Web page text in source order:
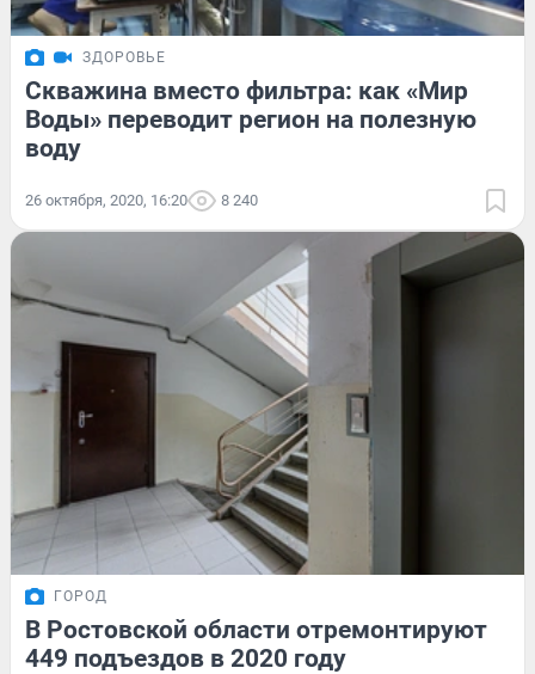
ЗДОРОВЬЕ
Скважина вместо фильтра: как «Мир
Воды» переводит регион на полезную
воду
26 октября, 2020, 16:20 8 240
ГОРОД
В Ростовской области отремонтируют
449 подъездов в 2020 году